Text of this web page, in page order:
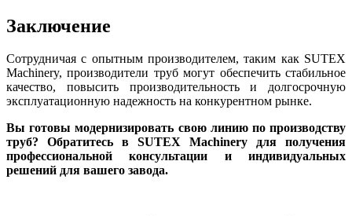
Заключение
Сотрудничая с опытным производителем, таким как SUTEX
Machinery, производители труб могут обеспечить стабильное
качество, повысить производительность и долгосрочную
эксплуатационную надежность на конкурентном рынке.
Вы готовы модернизировать свою линию по производству
труб? Обратитесь в SUTEX Machinery для получения
профессиональной консультации и индивидуальных
решений для вашего завода.